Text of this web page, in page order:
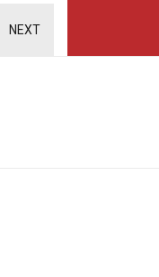
NEXT